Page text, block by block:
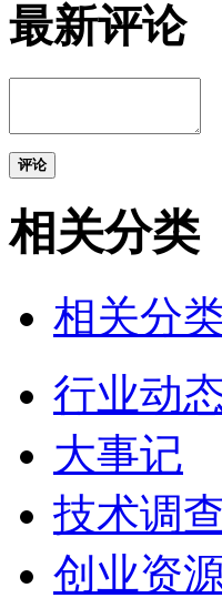
最新评论
评论
相关分类
相关分
行业动
大事记
技术调
创业资